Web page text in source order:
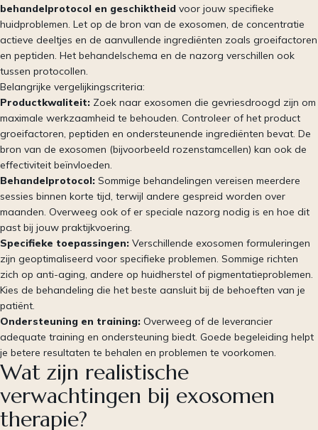
behandelprotocol en geschiktheid voor jouw specifieke
huidproblemen. Let op de bron van de exosomen, de concentratie
actieve deeltjes en de aanvullende ingrediënten zoals groeifactoren
en peptiden. Het behandelschema en de nazorg verschillen ook
tussen protocollen.
Belangrijke vergelijkingscriteria:
Productkwaliteit: Zoek naar exosomen die gevriesdroogd zijn om
maximale werkzaamheid te behouden. Controleer of het product
groeifactoren, peptiden en ondersteunende ingrediënten bevat. De
bron van de exosomen (bijvoorbeeld rozenstamcellen) kan ook de
effectiviteit beïnvloeden.
Behandelprotocol: Sommige behandelingen vereisen meerdere
sessies binnen korte tijd, terwijl andere gespreid worden over
maanden. Overweeg ook of er speciale nazorg nodig is en hoe dit
past bij jouw praktijkvoering.
Specifieke toepassingen: Verschillende exosomen formuleringen
zijn geoptimaliseerd voor specifieke problemen. Sommige richten
zich op anti-aging, andere op huidherstel of pigmentatieproblemen.
Kies de behandeling die het beste aansluit bij de behoeften van je
patiënt.
Ondersteuning en training: Overweeg of de leverancier
adequate training en ondersteuning biedt. Goede begeleiding helpt
je betere resultaten te behalen en problemen te voorkomen.
Wat zijn realistische
verwachtingen bij exosomen
therapie?